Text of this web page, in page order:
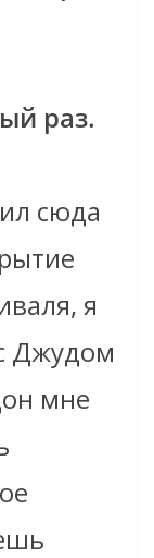
раз.
сюда
я
Джудом
мне